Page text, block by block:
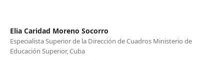
Elia Caridad Moreno Socorro
Especialista Superior de la Dirección de Cuadros Ministerio de
Educación Superior, Cuba